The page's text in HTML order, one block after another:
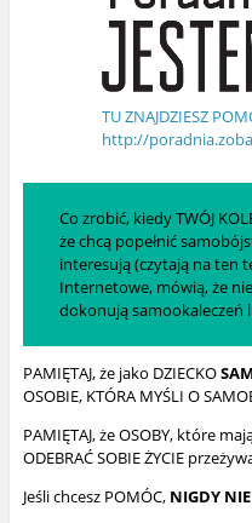
TU ZNAJDZIESZ
http://
Co zrobić, kiedy TWÓJ
że chcą popełnić
interesują (czytają na ten
Internetowe, mówią, że
dokonują samookaleczeń
PAMIĘTAJ, że jako DZIECKO
OSOBIE, KTÓRA MYŚLI O
PAMIĘTAJ, że OSOBY, które
ODEBRAĆ SOBIE ŻYCIE
Jeśli chcesz POMÓC, NIGDY